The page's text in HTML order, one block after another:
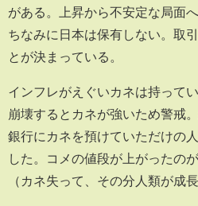
がある。上昇から不安定な局面へ
ちなみに日本は保有しない。取
とが決まっている。
インフレがえぐいカネは持って
崩壊するとカネが強いため警戒
銀行にカネを預けていただけの
した。コメの値段が上がったのが
（カネ失って、その分人類が成